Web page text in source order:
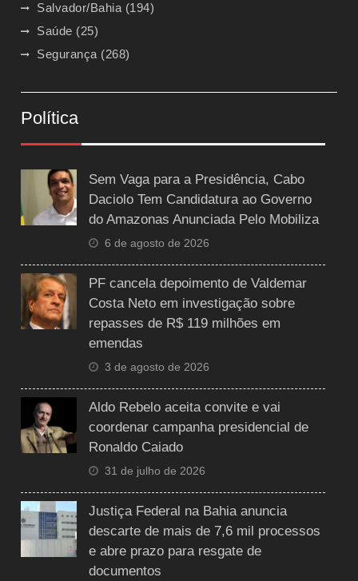
Salvador/Bahia (194)
Saúde (25)
Segurança (268)
Política
Sem Vaga para a Presidência, Cabo
Daciolo Tem Candidatura ao Governo
do Amazonas Anunciada Pelo Mobiliza
6 de agosto de 2026
PF cancela depoimento de Valdemar
Costa Neto em investigação sobre
repasses de R$ 119 milhões em
emendas
3 de agosto de 2026
Aldo Rebelo aceita convite e vai
coordenar campanha presidencial de
Ronaldo Caiado
31 de julho de 2026
Justiça Federal na Bahia anuncia
descarte de mais de 7,6 mil processos
e abre prazo para resgate de
documentos